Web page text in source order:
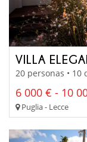
VILLA
20 personas • 10
6 000 € - 10
Puglia - Lecce